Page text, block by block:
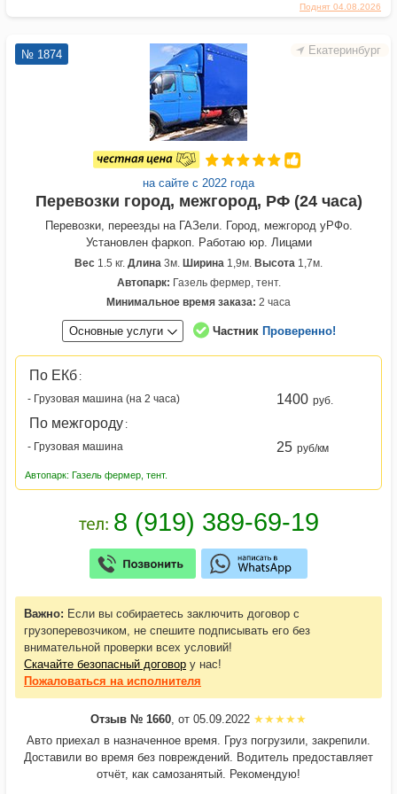
Поднят 04.08.2026
Екатеринбург
№ 1874
на сайте с 2022 года
Перевозки город, межгород, РФ (24 часа)
Перевозки, переезды на ГАЗели. Город, межгород уРФо.
Установлен фаркоп. Работаю юр. Лицами
Вес 1.5 кг. Длина 3м. Ширина 1,9м. Высота 1,7м.
Автопарк: Газель фермер, тент.
Минимальное время заказа: 2 часа
Основные услуги Частник Проверенно!
По ЕКб :
- Грузовая машина (на 2 часа)
1400 руб.
По межгороду :
- Грузовая машина
25 руб/км
Автопарк: Газель фермер, тент.
Важно: Если вы собираетесь заключить договор с
грузоперевозчиком, не спешите подписывать его без
внимательной проверки всех условий!
Скачайте безопасный договор у нас!
Пожаловаться на исполнителя
Отзыв № 1660 , от 05.09.2022
Авто приехал в назначенное время. Груз погрузили, закрепили.
Доставили во время без повреждений. Водитель предоставляет
отчёт, как самозанятый. Рекомендую!